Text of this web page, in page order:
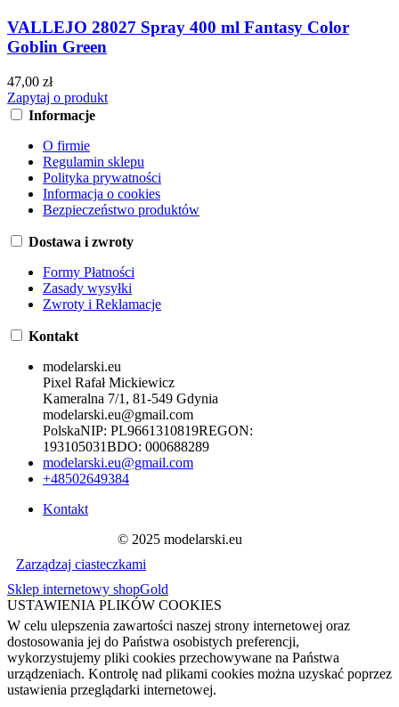
VALLEJO 28027 Spray 400 ml Fantasy Color
Goblin Green
47,00 zł
Zapytaj o produkt
Informacje
O firmie
Regulamin sklepu
Polityka prywatności
Informacja o cookies
Bezpieczeństwo produktów
Dostawa i zwroty
Formy Płatności
Zasady wysyłki
Zwroty i Reklamacje
Kontakt
modelarski.eu
Pixel Rafał Mickiewicz
Kameralna 7/1, 81-549 Gdynia
modelarski.eu@gmail.com
PolskaNIP: PL9661310819REGON:
193105031BDO: 000688289
modelarski.eu@gmail.com
+48502649384
Kontakt
© 2025 modelarski.eu
Zarządzaj ciasteczkami
Sklep internetowy shopGold
USTAWIENIA PLIKÓW COOKIES
W celu ulepszenia zawartości naszej strony internetowej oraz
dostosowania jej do Państwa osobistych preferencji,
wykorzystujemy pliki cookies przechowywane na Państwa
urządzeniach. Kontrolę nad plikami cookies można uzyskać poprzez
ustawienia przeglądarki internetowej.